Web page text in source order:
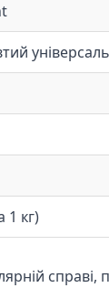
1 кг)
справі,